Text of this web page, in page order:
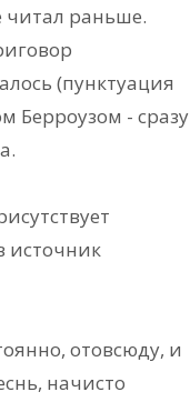
читал раньше.
(пунктуация
Берроузом - сразу
источник
отовсюду, и
начисто